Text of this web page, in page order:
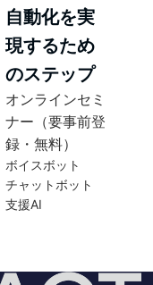
自動化を実
現するため
のステップ
オンラインセミ
ナー（要事前登
録・無料）
ボイスボット
チャットボット
支援AI